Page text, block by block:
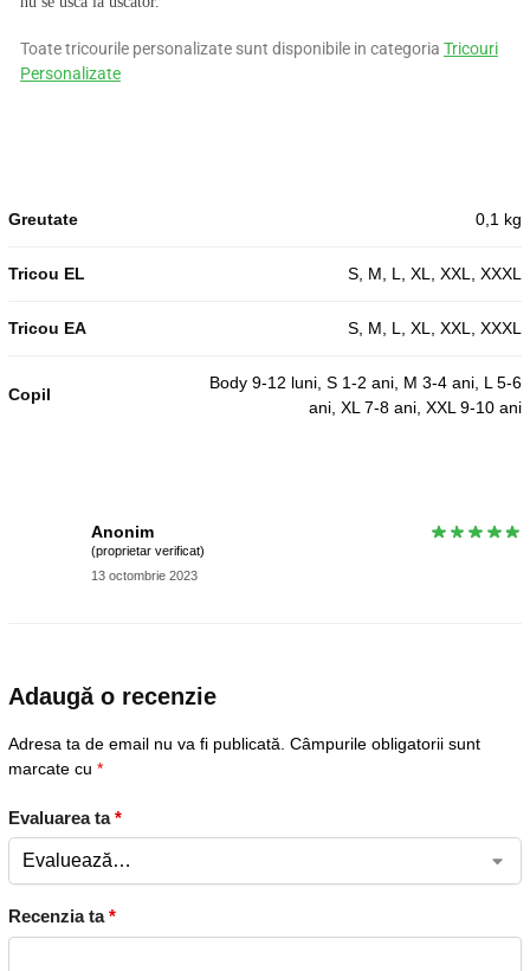
Toate tricourile personalizate sunt disponibile in categoria Tricouri
Personalizate
Greutate 0,1 kg
Tricou EL S, M, L, XL, XXL, XXXL
Tricou EA S, M, L, XL, XXL, XXXL
Copil
Body 9-12 luni, S 1-2 ani, M 3-4 ani, L 5-6
ani, XL 7-8 ani, XXL 9-10 ani
Anonim
(proprietar verificat)
13 octombrie 2023
Adaugă o recenzie
Adresa ta de email nu va fi publicată. Câmpurile obligatorii sunt
marcate cu *
Evaluarea ta*
Recenzia ta*